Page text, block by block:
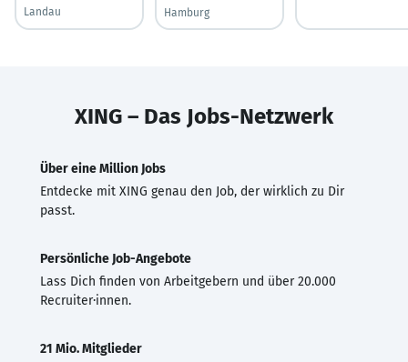
Landau
Hamburg
XING – Das Jobs-Netzwerk
Über eine Million Jobs
Entdecke mit XING genau den Job, der wirklich zu Dir
passt.
Persönliche Job-Angebote
Lass Dich finden von Arbeitgebern und über 20.000
Recruiter·innen.
21 Mio. Mitglieder